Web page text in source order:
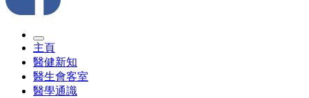
主頁
醫健新知
醫生會客室
醫學通識